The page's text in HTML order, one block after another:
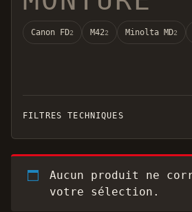
Canon FD2 M422 Minolta MD2
FILTRES TECHNIQUES
Aucun produit ne
votre sélection.